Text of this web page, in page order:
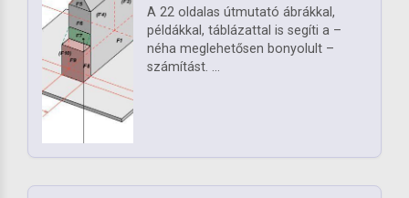
A 22 oldalas útmutató ábrákkal,
példákkal, táblázattal is segíti a –
néha meglehetősen bonyolult –
számítást. ...